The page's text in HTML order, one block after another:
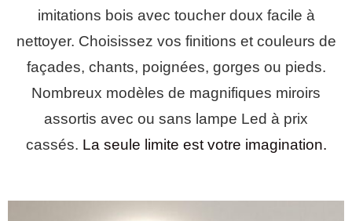
imitations bois avec toucher doux facile à
nettoyer. Choisissez vos finitions et couleurs de
façades, chants, poignées, gorges ou pieds.
Nombreux modèles de magnifiques miroirs
assortis avec ou sans lampe Led à prix
cassés. La seule limite est votre imagination.